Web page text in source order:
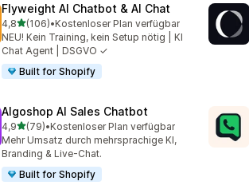
Flyweight AI Chatbot & AI Chat
4,8von 5 Sternen
(106)
106 Rezensionen insgesamt
•Kostenloser Plan verfügbar
NEU! Kein Training, kein Setup nötig | KI
Chat Agent | DSGVO ✓
Built for Shopify
Algoshop AI Sales Chatbot
4,9von 5 Sternen
(79)
79 Rezensionen insgesamt
•Kostenloser Plan verfügbar
Mehr Umsatz durch mehrsprachige KI,
Branding & Live-Chat.
Built for Shopify